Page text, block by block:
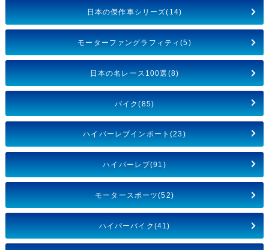
日本の傑作車シリーズ(14)
モーターファングラフィティ(5)
日本の名レース100選(8)
バイク(85)
ハイパーレブインポート(23)
ハイパーレブ(91)
モータースポーツ(52)
ハイパーバイク(41)